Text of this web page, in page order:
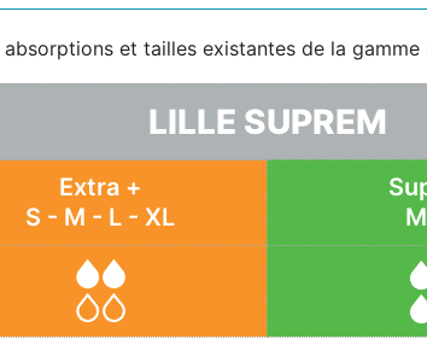
et tailles existantes de la gamme
LILLE SUPREM
Extra +
S - M - L - XL